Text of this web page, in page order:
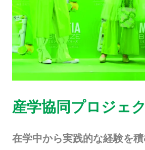
産学協同プロジェ
在学中から実践的な経験を